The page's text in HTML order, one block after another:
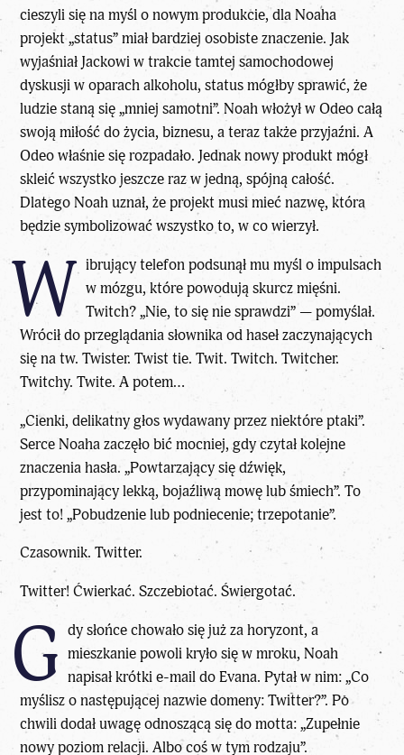
cieszyli się na myśl o nowym produkcie, dla Noaha
projekt „status” miał bardziej osobiste znaczenie. Jak
wyjaśniał Jackowi w trakcie tamtej samochodowej
dyskusji w oparach alkoholu, status mógłby sprawić, że
ludzie staną się „mniej samotni”. Noah włożył w Odeo całą
swoją miłość do życia, biznesu, a teraz także przyjaźni. A
Odeo właśnie się rozpadało. Jednak nowy produkt mógł
skleić wszystko jeszcze raz w jedną, spójną całość.
Dlatego Noah uznał, że projekt musi mieć nazwę, która
będzie symbolizować wszystko to, w co wierzył.
W ibrujący telefon podsunął mu myśl o impulsach
w mózgu, które powodują skurcz mięśni.
Twitch? „Nie, to się nie sprawdzi” — pomyślał.
Wrócił do przeglądania słownika od haseł zaczynających
się na tw. Twister. Twist tie. Twit. Twitch. Twitcher.
Twitchy. Twite. A potem…
„Cienki, delikatny głos wydawany przez niektóre ptaki”.
Serce Noaha zaczęło bić mocniej, gdy czytał kolejne
znaczenia hasła. „Powtarzający się dźwięk,
przypominający lekką, bojaźliwą mowę lub śmiech”. To
jest to! „Pobudzenie lub podniecenie; trzepotanie”.
Czasownik. Twitter.
Twitter! Ćwierkać. Szczebiotać. Świergotać.
G dy słońce chowało się już za horyzont, a
mieszkanie powoli kryło się w mroku, Noah
napisał krótki e-mail do Evana. Pytał w nim: „Co
myślisz o następującej nazwie domeny: Twitter?”. Po
chwili dodał uwagę odnoszącą się do motta: „Zupełnie
nowy poziom relacji. Albo coś w tym rodzaju”.